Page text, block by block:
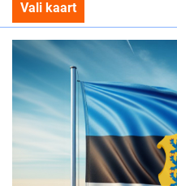
Vali kaart